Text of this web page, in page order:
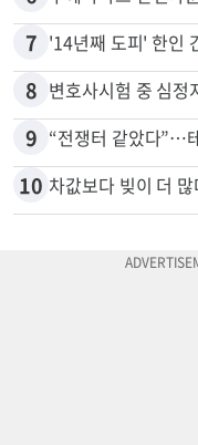
7 '14년째 도피' 한인
8 변호사시험 중 심정
9 “전쟁터 같았다”…
10 차값보다 빚이 더